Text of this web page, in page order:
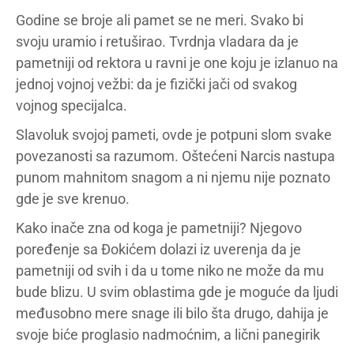
Godine se broje ali pamet se ne meri. Svako bi
svoju uramio i retuširao. Tvrdnja vladara da je
pametniji od rektora u ravni je one koju je izlanuo na
jednoj vojnoj vežbi: da je fizički jači od svakog
vojnog specijalca.
Slavoluk svojoj pameti, ovde je potpuni slom svake
povezanosti sa razumom. Oštećeni Narcis nastupa
punom mahnitom snagom a ni njemu nije poznato
gde je sve krenuo.
Kako inače zna od koga je pametniji? Njegovo
poređenje sa Đokićem dolazi iz uverenja da je
pametniji od svih i da u tome niko ne može da mu
bude blizu. U svim oblastima gde je moguće da ljudi
međusobno mere snage ili bilo šta drugo, dahija je
svoje biće proglasio nadmoćnim, a lični panegirik